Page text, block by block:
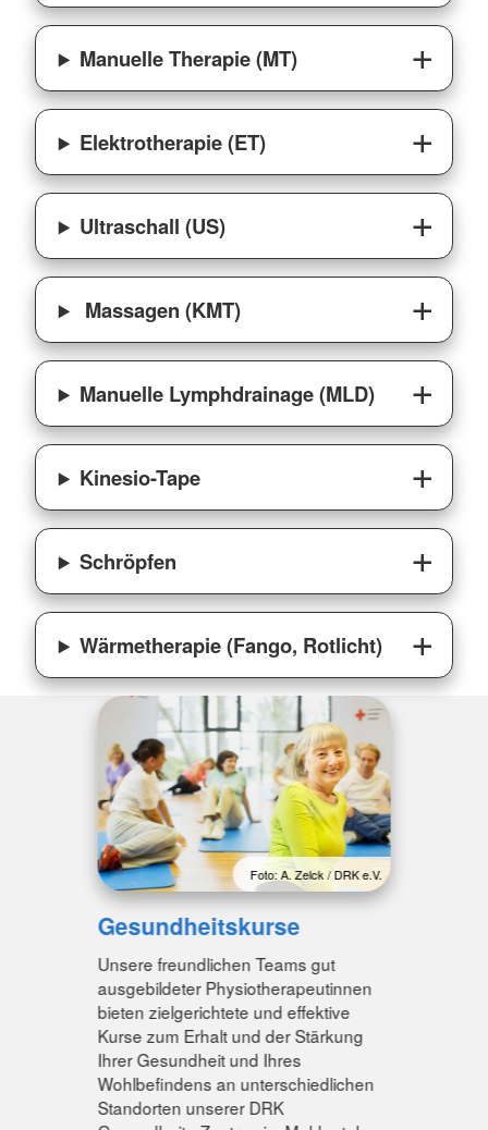
Manuelle Therapie (MT)
Elektrotherapie (ET)
Ultraschall (US)
Massagen (KMT)
Manuelle Lymphdrainage (MLD)
Kinesio-Tape
Schröpfen
Wärmetherapie (Fango, Rotlicht)
Foto: A. Zelck / DRK e.V.
Gesundheitskurse
Unsere freundlichen Teams gut
ausgebildeter Physiotherapeutinnen
bieten zielgerichtete und effektive
Kurse zum Erhalt und der Stärkung
Ihrer Gesundheit und Ihres
Wohlbefindens an unterschiedlichen
Standorten unserer DRK